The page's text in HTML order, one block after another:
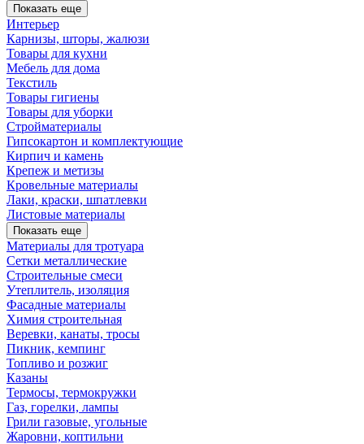
Показать еще
Интерьер
Карнизы, шторы, жалюзи
Товары для кухни
Мебель для дома
Текстиль
Товары гигиены
Товары для уборки
Стройматериалы
Гипсокартон и комплектующие
Кирпич и камень
Крепеж и метизы
Кровельные материалы
Лаки, краски, шпатлевки
Листовые материалы
Показать еще
Материалы для тротуара
Сетки металлические
Строительные смеси
Утеплитель, изоляция
Фасадные материалы
Химия строительная
Веревки, канаты, тросы
Пикник, кемпинг
Топливо и розжиг
Казаны
Термосы, термокружки
Газ, горелки, лампы
Грили газовые, угольные
Жаровни, коптильни